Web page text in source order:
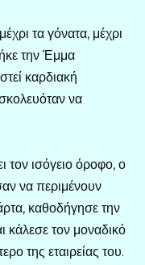
τα γόνατα, μέχρι
την Έμμα
καρδιακή
να
τον ισόγειο όροφο, ο
να περιμένουν
καθοδήγησε την
κάλεσε τον μοναδικό
της εταιρείας του.